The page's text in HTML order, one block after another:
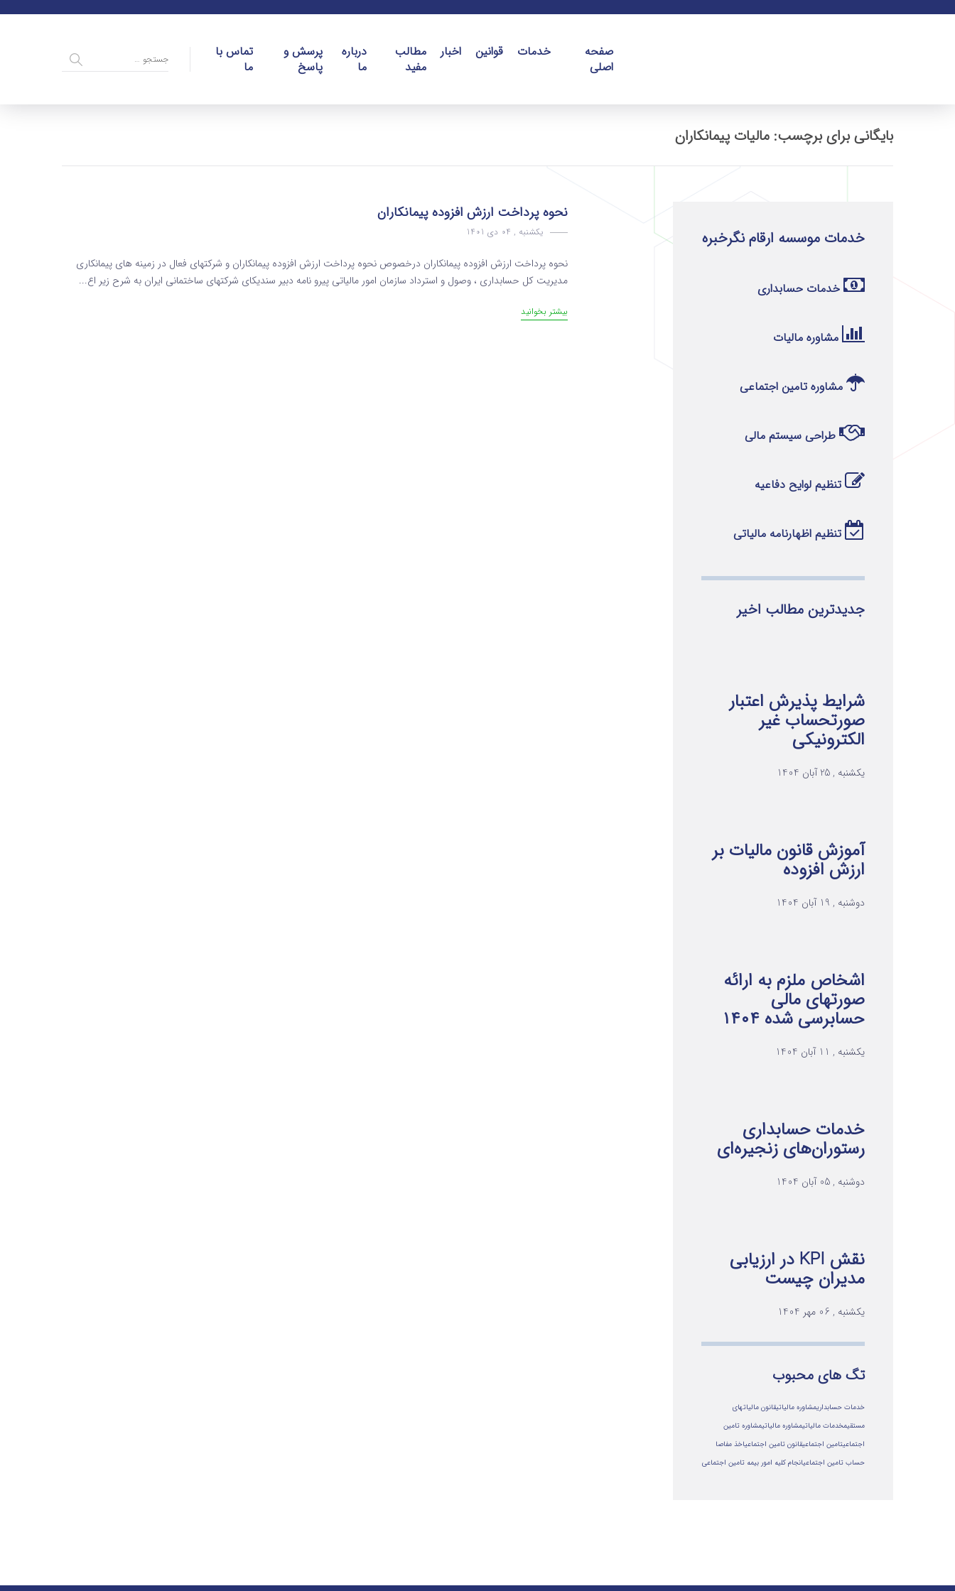
صفحه
اصلی
خدمات قوانین اخبار
مطالب
مفید
درباره
ما
پرسش و
پاسخ
تماس با
ما
بایگانی برای برچسب: مالیات پیمانکاران
نحوه پرداخت ارزش افزوده پیمانکاران
یکشنبه , 04 دی 1401
نحوه پرداخت ارزش افزوده پیمانکاران درخصوص نحوه پرداخت ارزش افزوده پیمانکاران و شرکتهای فعال در زمینه های پیمانکاری
مدیریت کل حسابداری ، وصول و استرداد سازمان امور مالیاتی پیرو نامه دبیر سندیکای شرکتهای ساختمانی ایران به شرح زیر اع...
بیشتر بخوانید
خدمات موسسه ارقام نگرخبره
خدمات حسابداری
مشاوره مالیات
مشاوره تامین اجتماعی
طراحی سیستم مالی
تنظیم لوایح دفاعیه
تنظیم اظهارنامه مالیاتی
جدیدترین مطالب اخیر
شرایط پذیرش اعتبار
صورتحساب غیر
الکترونیکی
یکشنبه , 25 آبان 1404
آموزش قانون مالیات بر
ارزش افزوده
دوشنبه , 19 آبان 1404
اشخاص ملزم به ارائه
صورتهای مالی
حسابرسی شده ۱۴۰۴
یکشنبه , 11 آبان 1404
خدمات حسابداری
رستوران‌های زنجیره‌ای
دوشنبه , 05 آبان 1404
نقش KPI در ارزیابی
مدیران چیست
یکشنبه , 06 مهر 1404
تگ های محبوب
خدمات حسابداریمشاوره مالیاتیقانون مالیاتهای
مستقیمخدمات مالیاتیمشاوره مالياتيمشاوره تامین
اجتماعیتامین اجتماعیقانون تامین اجتماعیاخذ مفاصا
حساب تامین اجتماعیانجام کلیه امور بیمه تامین اجتماعی